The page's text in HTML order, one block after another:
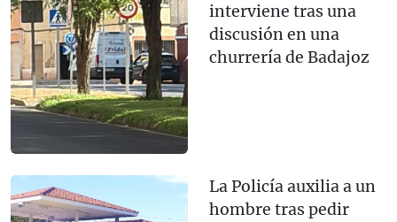
interviene tras una
discusión en una
churrería de Badajoz
La Policía auxilia a un
hombre tras pedir